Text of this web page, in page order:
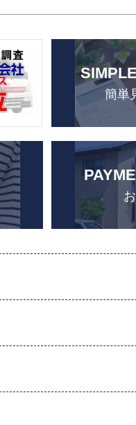
簡単